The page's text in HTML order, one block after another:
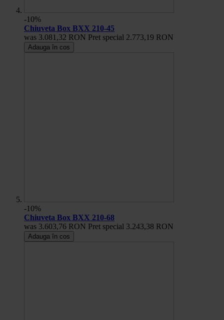
-10%
Chiuveta Box BXX 210-45
was 3.081,32 RON Pret special 2.773,19 RON
Adauga în cos
-10%
Chiuveta Box BXX 210-68
was 3.603,76 RON Pret special 3.243,38 RON
Adauga în cos